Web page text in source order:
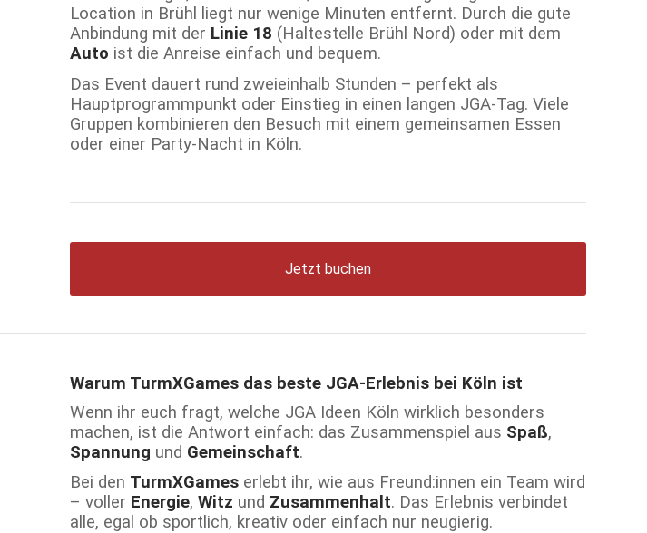
Location in Brühl liegt nur wenige Minuten entfernt. Durch die gute
Anbindung mit der Linie 18 (Haltestelle Brühl Nord) oder mit dem
Auto ist die Anreise einfach und bequem.
Das Event dauert rund zweieinhalb Stunden – perfekt als
Hauptprogrammpunkt oder Einstieg in einen langen JGA-Tag. Viele
Gruppen kombinieren den Besuch mit einem gemeinsamen Essen
oder einer Party-Nacht in Köln.
Jetzt buchen
Warum TurmXGames das beste JGA-Erlebnis bei Köln ist
Wenn ihr euch fragt, welche JGA Ideen Köln wirklich besonders
machen, ist die Antwort einfach: das Zusammenspiel aus Spaß,
Spannung und Gemeinschaft.
Bei den TurmXGames erlebt ihr, wie aus Freund:innen ein Team wird
– voller Energie,Witz und Zusammenhalt. Das Erlebnis verbindet
alle, egal ob sportlich, kreativ oder einfach nur neugierig.